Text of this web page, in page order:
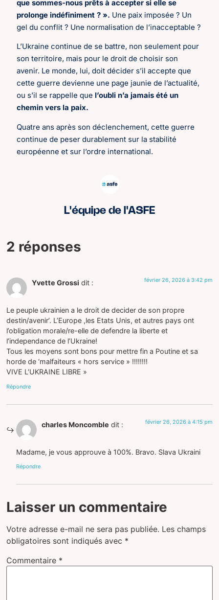
que sommes-nous prêts à accepter si elle se
prolonge indéfiniment ? ». Une paix imposée ? Un
gel du conflit ? Une normalisation de l’inacceptable ?
L’Ukraine continue de se battre, non seulement pour
son territoire, mais pour le droit de choisir son
avenir. Le monde, lui, doit décider s’il accepte que
cette guerre devienne une page jaunie de l’actualité,
ou s’il se rappelle que l’oubli n’a jamais été un
chemin vers la paix.
Quatre ans après son déclenchement, cette guerre
continue de peser durablement sur la stabilité
européenne et sur l’ordre international.
L'équipe de l'ASFE
2 réponses
Yvette Grossi dit : février 26, 2026 à 3:42 pm
Le peuple ukrainien a le droit de decider de son propre
destin/avenir’. L’Europe ,les Etats Unis, et autres pays ont
l’obligation morale/re-elle de defendre la liberte et
l’independance de l’Ukraine!
Tous les moyens sont bons pour mettre fin a Poutine et sa
horde de ‘malfaiteurs « hors service » !!!!!!!!
VIVE L’UKRAINE LIBRE »
Répondre
charles Moncomble dit : février 26, 2026 à 4:15 pm
Madame, je vous approuve à 100%. Bravo. Slava Ukraini
Répondre
Laisser un commentaire
Votre adresse e-mail ne sera pas publiée. Les champs
obligatoires sont indiqués avec *
Commentaire *